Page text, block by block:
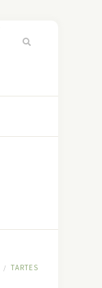
/
TARTES